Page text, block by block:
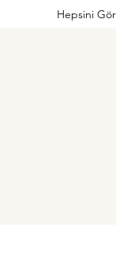
Hepsini Gör